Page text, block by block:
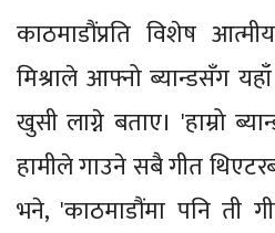
काठमाडौंप्रति विशेष
मिश्राले आफ्नो ब्यान्डसँग
खुसी लाग्ने बताए। 'हाम्रो
हामीले गाउने सबै गीत
भने, 'काठमाडौंमा पनि ती